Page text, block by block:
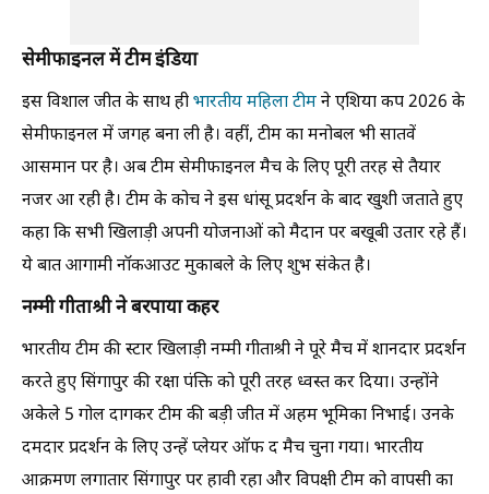
सेमीफाइनल में टीम इंडिया
इस विशाल जीत के साथ हीभारतीय महिला टीमने एशिया कप 2026 के
सेमीफाइनल में जगह बना ली है। वहीं, टीम का मनोबल भी सातवें
आसमान पर है। अब टीम सेमीफाइनल मैच के लिए पूरी तरह से तैयार
नजर आ रही है। टीम के कोच ने इस धांसू प्रदर्शन के बाद खुशी जताते हुए
कहा कि सभी खिलाड़ी अपनी योजनाओं को मैदान पर बखूबी उतार रहे हैं।
ये बात आगामी नॉकआउट मुकाबले के लिए शुभ संकेत है।
नम्मी गीताश्री ने बरपाया कहर
भारतीय टीम की स्टार खिलाड़ी नम्मी गीताश्री ने पूरे मैच में शानदार प्रदर्शन
करते हुए सिंगापुर की रक्षा पंक्ति को पूरी तरह ध्वस्त कर दिया। उन्होंने
अकेले 5 गोल दागकर टीम की बड़ी जीत में अहम भूमिका निभाई। उनके
दमदार प्रदर्शन के लिए उन्हें प्लेयर ऑफ द मैच चुना गया। भारतीय
आक्रमण लगातार सिंगापुर पर हावी रहा और विपक्षी टीम को वापसी का